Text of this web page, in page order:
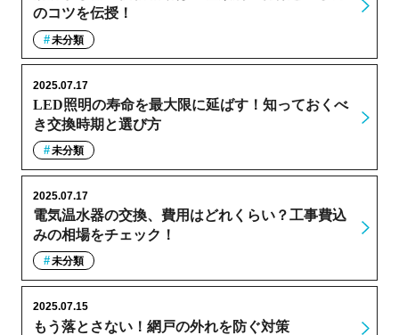
のコツを伝授！
未分類
LED照明の寿命を最大限に延ばす！知っておくべ
き交換時期と選び方
2025.07.17
未分類
電気温水器の交換、費用はどれくらい？工事費込
みの相場をチェック！
2025.07.17
未分類
もう落とさない！網戸の外れを防ぐ対策
2025.07.15